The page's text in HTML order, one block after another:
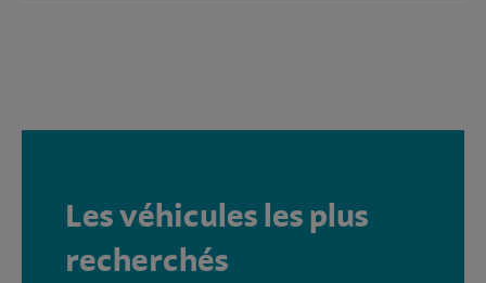
Les véhicules les plus
recherchés